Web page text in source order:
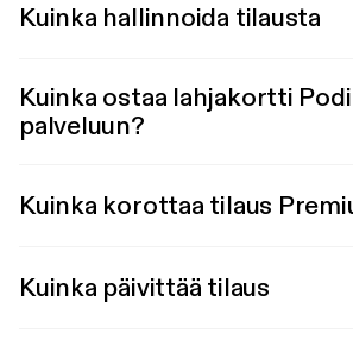
Kuinka hallinnoida tilausta
Kuinka ostaa lahjakortti
palveluun?
Kuinka korottaa tilaus
Kuinka päivittää tilaus